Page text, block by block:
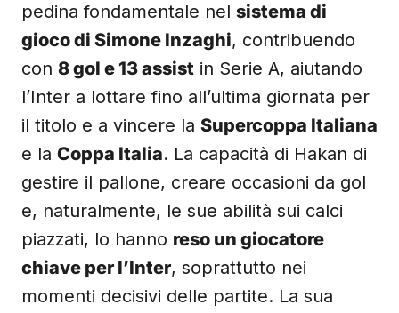
pedina fondamentale nel sistema di
gioco di Simone Inzaghi, contribuendo
con 8 gol e 13 assist in Serie A, aiutando
l’Inter a lottare fino all’ultima giornata per
il titolo e a vincere la Supercoppa Italiana
e la Coppa Italia. La capacità di Hakan di
gestire il pallone, creare occasioni da gol
e, naturalmente, le sue abilità sui calci
piazzati, lo hanno reso un giocatore
chiave per l’Inter, soprattutto nei
momenti decisivi delle partite. La sua